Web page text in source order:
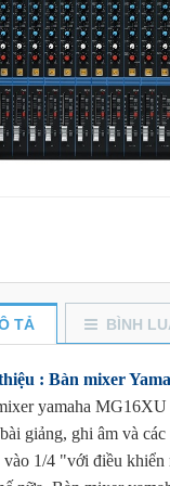
TẢ BÌNH
: Bàn mixer
yamaha MG16XU
giảng, ghi âm và
vào 1/4 "với điều